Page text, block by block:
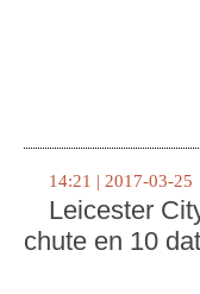
14:21 | 2017-03-25
Leicester
chute en 10